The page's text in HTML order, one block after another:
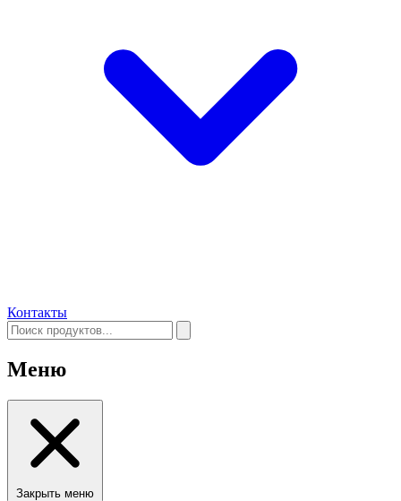
Контакты
Меню
Закрыть меню